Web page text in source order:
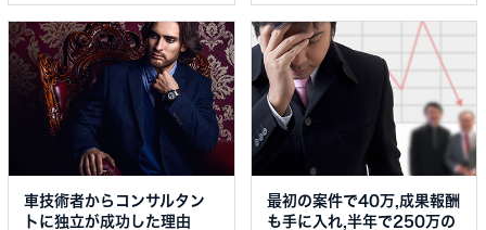
車技術者からコンサルタン
トに独立が成功した理由
最初の案件で40万,成果報酬
も手に入れ,半年で250万の